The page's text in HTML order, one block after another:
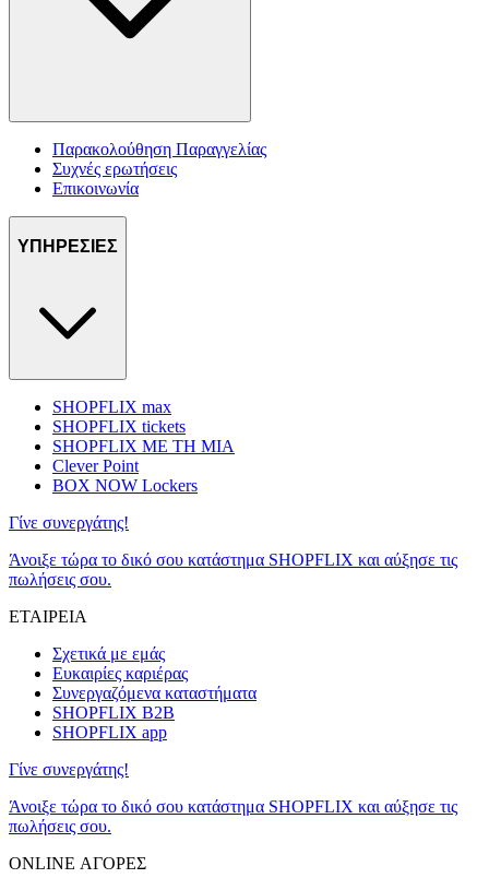
Παρακολούθηση Παραγγελίας
Συχνές ερωτήσεις
Επικοινωνία
ΥΠΗΡΕΣΙΕΣ
SHOPFLIX max
SHOPFLIX tickets
SHOPFLIX ΜΕ ΤΗ ΜΙΑ
Clever Point
BOX NOW Lockers
Γίνε συνεργάτης!
Άνοιξε τώρα το δικό σου κατάστημα SHOPFLIX και αύξησε τις
πωλήσεις σου.
ΕΤΑΙΡΕΙΑ
Σχετικά με εμάς
Ευκαιρίες καριέρας
Συνεργαζόμενα καταστήματα
SHOPFLIX B2B
SHOPFLIX app
Γίνε συνεργάτης!
Άνοιξε τώρα το δικό σου κατάστημα SHOPFLIX και αύξησε τις
πωλήσεις σου.
ONLINE ΑΓΟΡΕΣ